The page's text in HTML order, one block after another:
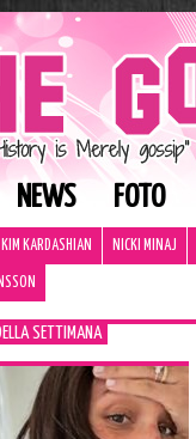
NEWS FOTO
KIM KARDASHIAN NICKI MINAJ
SETTIMANA